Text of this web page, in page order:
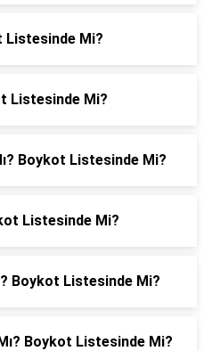
Listesinde Mi?
Listesinde Mi?
Boykot Listesinde Mi?
Listesinde Mi?
Boykot Listesinde Mi?
Boykot Listesinde Mi?